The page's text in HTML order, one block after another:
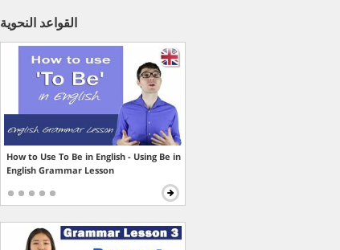
القواعد النحوية
How to Use To Be in English - Using Be in
English Grammar Lesson